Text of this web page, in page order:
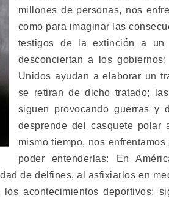
millones de personas, nos
como para imaginar las
testigos de la extinción a un
desconciertan a los
Unidos ayudan a elaborar un
se retiran de dicho tratado;
siguen provocando guerras y
desprende del casquete polar
mismo tiempo, nos
poder entenderlas: En
de delfines, al asfixiarlos en
acontecimientos deportivos;